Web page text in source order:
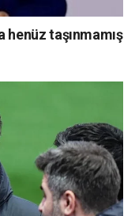
taşınmamış